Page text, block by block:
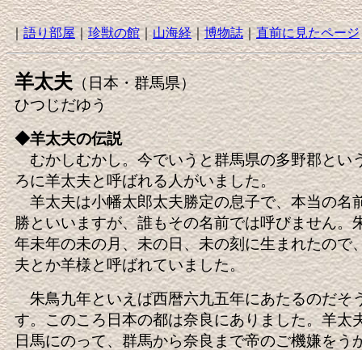
｜語り部屋｜珍獣の館｜山海経｜博物誌｜直前に見たページ
羊太夫（日本・群馬県）
ひつじだゆう
◆羊太夫の伝説
むかしむかし。今でいうと群馬県の多野郡とい
ろに羊太夫と呼ばれる人がいました。
羊太夫は小幡太郎太夫勝定の息子で、本当の名
勝といいますが、誰もその名前では呼びません。
年未年の未の月、未の日、未の刻に生まれたので
夫とか羊様と呼ばれていました。
朱鳥九年といえば西暦六九五年にあたるのだそ
す。このころ日本の都は奈良にありました。羊太
日馬にのって、群馬から奈良まで帝のご機嫌をう